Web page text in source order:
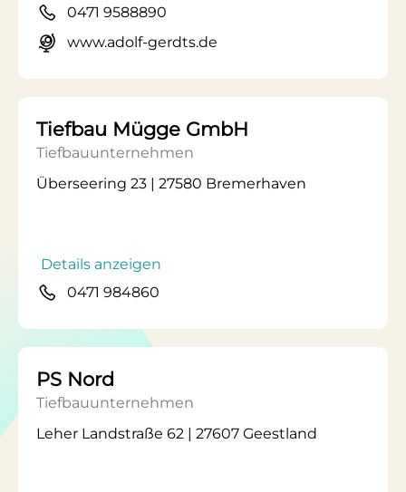
0471 9588890
www.adolf-gerdts.de
Tiefbau Mügge GmbH
Tiefbauunternehmen
Überseering 23 | 27580 Bremerhaven
Details anzeigen
0471 984860
PS Nord
Tiefbauunternehmen
Leher Landstraße 62 | 27607 Geestland